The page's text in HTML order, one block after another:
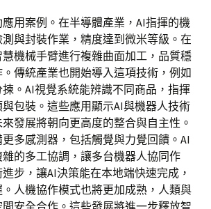
用案例。在半導體產業，AI指揮的機
與封裝作業，精度達到微米等級。在
機械手臂進行複雜曲面加工，品質穩
傳統產業也開始導入這項技術，例如
。AI視覺系統能辨識不同商品，指揮
包裝。這些應用顯示AI與機器人技術
發展將朝向更高度的整合與自主性。
多感測器，包括觸覺與力覺回饋。AI
的多工協調，讓多台機器人協同作
步，讓AI決策能在本地端快速完成，
人機協作模式也將更加成熟，人類與
安全合作。這些發展將進一步釋放智